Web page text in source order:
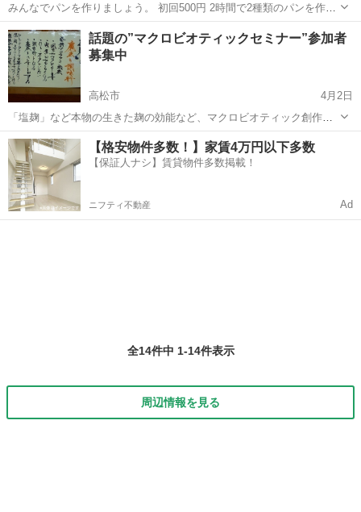
みんなでパンを作りましょう。 初回500円 2時間で2種類のパンを作り
ます(o^^o)
香川 高松市 パン
話題の”マクロビオティックセミナー”参加者
募集中
高松市
4月2日
「塩麹」など本物の生きた麹の効能など、マクロビオティック創作料
理家によるセミナーです。 ”４月のテーマは麹のパワー” 会場： 香川
県高松市丸亀町１４−６ ナチュラルスタイル２階。 開催曜日・時
間： 毎月（水曜日コース：...
香川 高松市 料理 チラシ
【格安物件多数！】家賃4万円以下多数
【保証人ナシ】賃貸物件多数掲載！
ニフティ不動産 Ad
全14件中 1-14件表示
周辺情報を見る